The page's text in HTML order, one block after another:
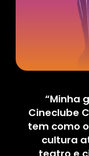
“Minha
Cineclube
tem como
cultura